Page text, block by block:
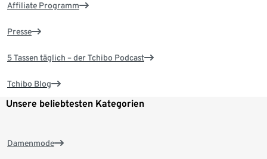
Affiliate Programm
Presse
5 Tassen täglich – der Tchibo Podcast
Tchibo Blog
Unsere beliebtesten Kategorien
Damenmode